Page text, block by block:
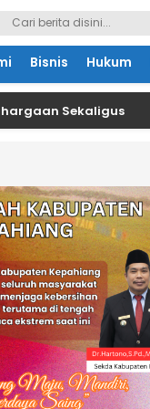
Bisnis Hukum
Sekaligus